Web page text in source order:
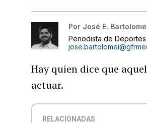
Por José E.
Periodista de Deportes
Hay quien dice que
actuar.
RELACIONADAS